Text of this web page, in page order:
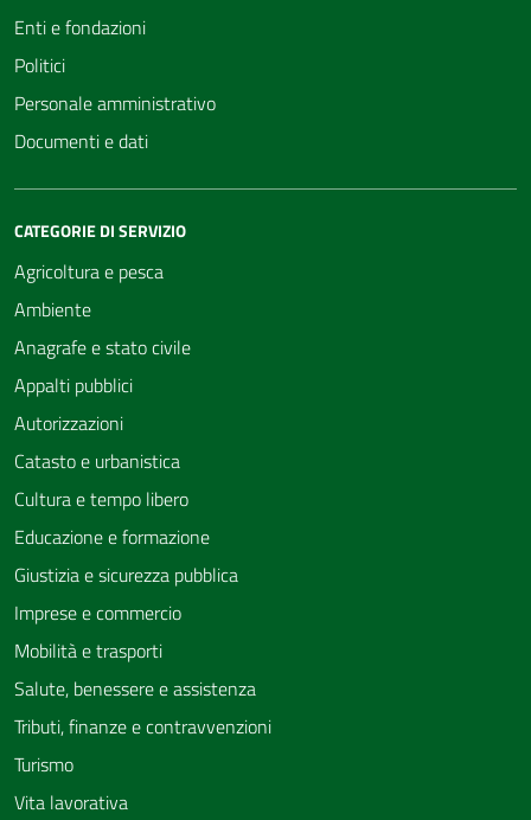
Enti e fondazioni
Politici
Personale amministrativo
Documenti e dati
CATEGORIE DI SERVIZIO
Agricoltura e pesca
Ambiente
Anagrafe e stato civile
Appalti pubblici
Autorizzazioni
Catasto e urbanistica
Cultura e tempo libero
Educazione e formazione
Giustizia e sicurezza pubblica
Imprese e commercio
Mobilità e trasporti
Salute, benessere e assistenza
Tributi, finanze e contravvenzioni
Turismo
Vita lavorativa